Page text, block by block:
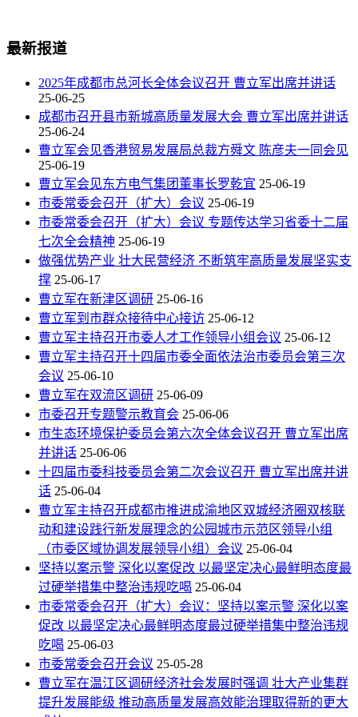
最新报道
2025年成都市总河长全体会议召开 曹立军出席并讲话
25-06-25
成都市召开县市新城高质量发展大会 曹立军出席并讲话
25-06-24
曹立军会见香港贸易发展局总裁方舜文 陈彦夫一同会见
25-06-19
曹立军会见东方电气集团董事长罗乾宜 25-06-19
市委常委会召开（扩大）会议 25-06-19
市委常委会召开（扩大）会议 专题传达学习省委十二届
七次全会精神 25-06-19
做强优势产业 壮大民营经济 不断筑牢高质量发展坚实支
撑 25-06-17
曹立军在新津区调研 25-06-16
曹立军到市群众接待中心接访 25-06-12
曹立军主持召开市委人才工作领导小组会议 25-06-12
曹立军主持召开十四届市委全面依法治市委员会第三次
会议 25-06-10
曹立军在双流区调研 25-06-09
市委召开专题警示教育会 25-06-06
市生态环境保护委员会第六次全体会议召开 曹立军出席
并讲话 25-06-06
十四届市委科技委员会第二次会议召开 曹立军出席并讲
话 25-06-04
曹立军主持召开成都市推进成渝地区双城经济圈双核联
动和建设践行新发展理念的公园城市示范区领导小组
（市委区域协调发展领导小组）会议 25-06-04
坚持以案示警 深化以案促改 以最坚定决心最鲜明态度最
过硬举措集中整治违规吃喝 25-06-04
市委常委会召开（扩大）会议：坚持以案示警 深化以案
促改 以最坚定决心最鲜明态度最过硬举措集中整治违规
吃喝 25-06-03
市委常委会召开会议 25-05-28
曹立军在温江区调研经济社会发展时强调 壮大产业集群
提升发展能级 推动高质量发展高效能治理取得新的更大